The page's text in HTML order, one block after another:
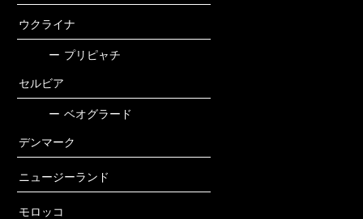
ウクライナ
ー プリピャチ
セルビア
ー ベオグラード
デンマーク
ニュージーランド
モロッコ